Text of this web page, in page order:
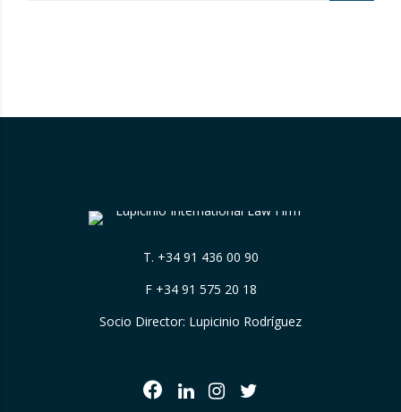
T. +34 91 436 00 90
F +34 91 575 20 18
Socio Director: Lupicinio Rodríguez